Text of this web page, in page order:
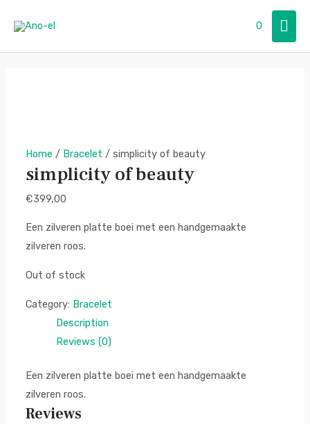
0
Home / Bracelet / simplicity of beauty
simplicity of beauty
€399,00
Een zilveren platte boei met een handgemaakte
zilveren roos.
Out of stock
Category: Bracelet
Description
Reviews (0)
Een zilveren platte boei met een handgemaakte
zilveren roos.
Reviews